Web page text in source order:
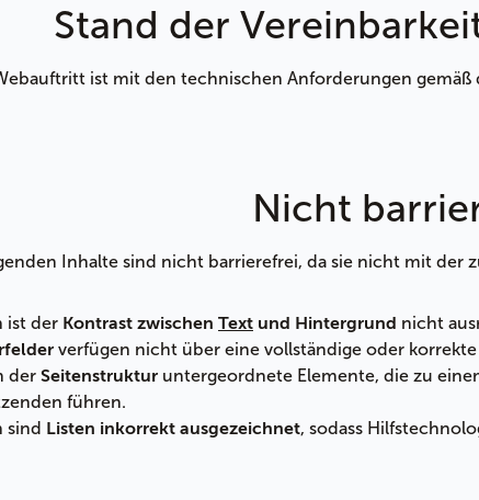
Stand der
ist mit den technischen Anforderungen gemäß
Nicht
Inhalte sind nicht barrierefrei, da sie nicht mit der
ist der Kontrast zwischen Text und Hintergrund nicht
verfügen nicht über eine vollständige oder
der Seitenstruktur untergeordnete Elemente, die zu
führen.
sind Listen inkorrekt ausgezeichnet, sodass